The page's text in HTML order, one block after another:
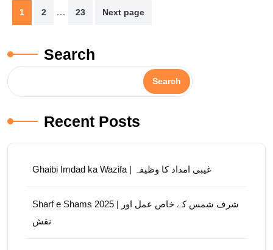
Posts
pagination
1 2 … 23 Next page
Search
Search
Recent Posts
Ghaibi Imdad ka Wazifa | غیبی امداد کا وظیفہ
Sharf e Shams 2025 | شرف شمس کے خاص عمل اور
نقش